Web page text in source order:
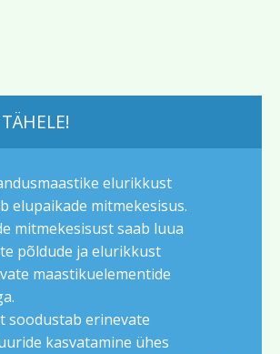
elurikkust
elupaikade mitmekesisus.
mitmekesisust saab luua
põldude ja elurikkust
maastikuelementide
soodustab erinevate
kasvatamine ühes